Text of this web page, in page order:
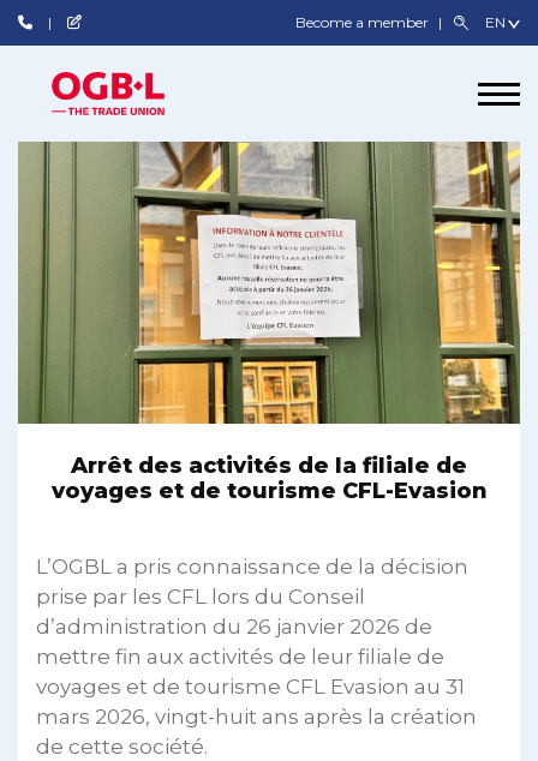
Become a member
Arrêt des activités de la filiale de
voyages et de tourisme CFL-Evasion
L’OGBL a pris connaissance de la décision
prise par les CFL lors du Conseil
d’administration du 26 janvier 2026 de
mettre fin aux activités de leur filiale de
voyages et de tourisme CFL Evasion au 31
mars 2026, vingt-huit ans après la création
de cette société.